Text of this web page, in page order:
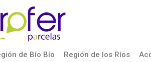
de Bío Bío Región de los Ríos